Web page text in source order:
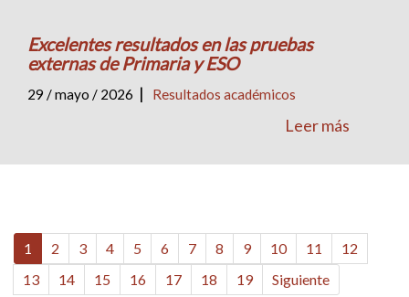
Excelentes resultados en las pruebas
externas de Primaria y ESO
29 / mayo / 2026 | Resultados académicos
Leer más
1 2 3 4 5 6 7 8 9 10 11
12
13
14 15 16 17 18 19 Siguiente